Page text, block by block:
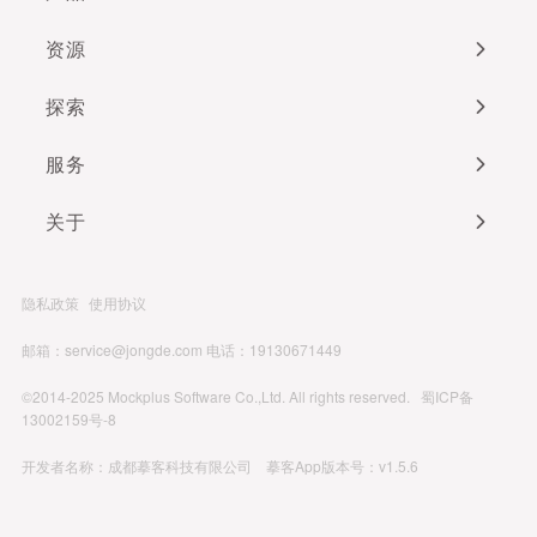
资源
探索
服务
关于
隐私政策 使用协议
邮箱：service@jongde.com 电话：19130671449
©2014-2025 Mockplus Software Co.,Ltd. All rights reserved. 蜀ICP备
13002159号-8
开发者名称：成都摹客科技有限公司 摹客App版本号：v1.5.6